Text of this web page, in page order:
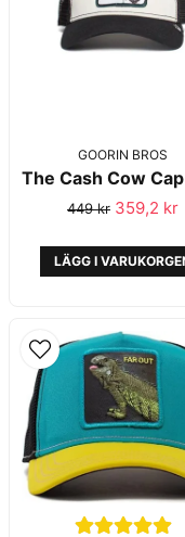
GOORIN BROS
449 kr 359,2 kr
LÄGG I